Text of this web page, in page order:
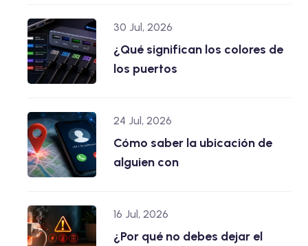
30 Jul, 2026
¿Qué significan los colores de
los puertos
24 Jul, 2026
Cómo saber la ubicación de
alguien con
16 Jul, 2026
¿Por qué no debes dejar el